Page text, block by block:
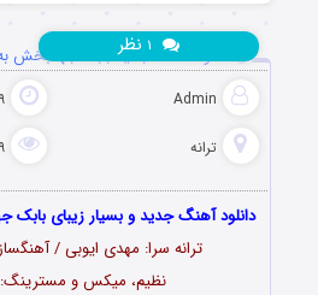
دانلود آهنگ جدید بابک جهانبخش
Admin ۰۹
ترانه
نظر
دانلود آهنگ جدید و بسیار زیبای بابک
ترانه سرا: مهدی ایوبی /
نظیم، میکس و